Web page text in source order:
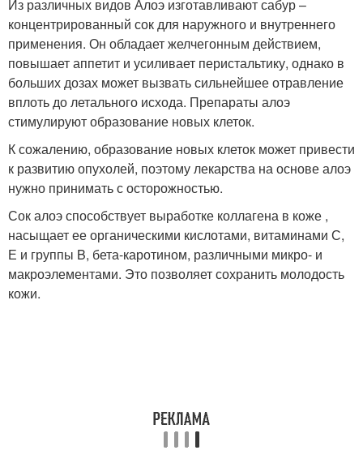
Из различных видов Алоэ изготавливают сабур –
концентрированный сок для наружного и внутреннего
применения. Он обладает желчегонным действием,
повышает аппетит и усиливает перистальтику, однако в
больших дозах может вызвать сильнейшее отравление
вплоть до летального исхода. Препараты алоэ
стимулируют образование новых клеток.
К сожалению, образование новых клеток может привести
к развитию опухолей, поэтому лекарства на основе алоэ
нужно принимать с осторожностью.
Сок алоэ способствует выработке коллагена в коже ,
насыщает ее органическими кислотами, витаминами С,
Е и группы B, бета-каротином, различными микро- и
макроэлементами. Это позволяет сохранить молодость
кожи.